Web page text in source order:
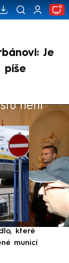
Je
píše
není
které
municí